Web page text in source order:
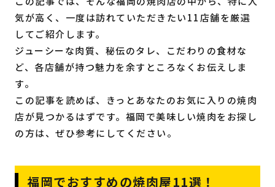
気が高く、一度は訪れていただきたい11店舗を厳選
してご紹介します。
ジューシーな肉質、秘伝のタレ、こだわりの食材な
ど、各店舗が持つ魅力を余すところなくお伝えしま
す。
この記事を読めば、きっとあなたのお気に入りの焼肉
店が見つかるはずです。福岡で美味しい焼肉をお探し
の方は、ぜひ参考にしてください。
福岡でおすすめの焼肉屋11選！